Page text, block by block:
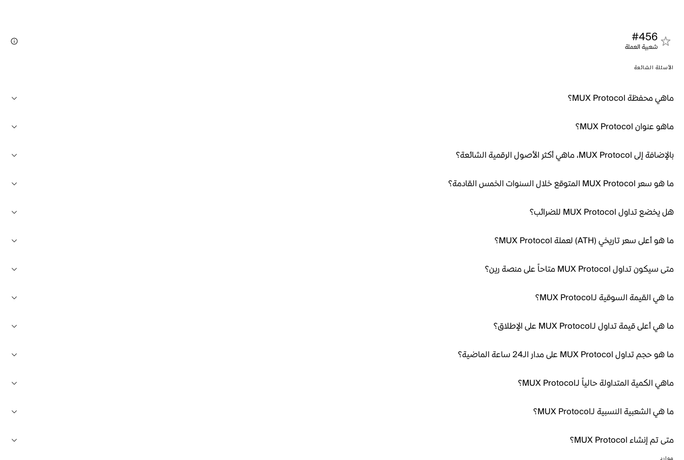
#456
شعبية العملة
الأسئلة الشائعة
ماهي محفظة MUX Protocol؟
ماهو عنوان MUX Protocol؟
بالإضافة إلى MUX Protocol، ماهي أكثر الأصول الرقمية الشائعة؟
ما هو سعر MUX Protocol المتوقع خلال السنوات الخمس القادمة؟
هل يخضع تداول MUX Protocol للضرائب؟
ما هو أعلى سعر تاريخي (ATH) لعملة MUX Protocol؟
متى سيكون تداول MUX Protocol متاحاً على منصة رين؟
ما هي القيمة السوقية لـMUX Protocol؟
ما هي أعلى قيمة تداول لـMUX Protocol على الإطلاق؟
ما هو حجم تداول MUX Protocol على مدار الـ24 ساعة الماضية؟
ماهي الكمية المتداولة حالياً لـMUX Protocol؟
ما هي الشعبية النسبية لـMUX Protocol؟
متى تم إنشاء MUX Protocol؟